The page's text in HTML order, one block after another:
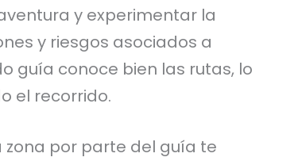
y experimentar la
y riesgos asociados a
guía conoce bien las rutas, lo
el recorrido.
zona por parte del guía te